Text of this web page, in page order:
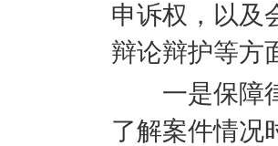
申诉权，以及
辩论辩护等方
一是保障律
了解案件情况